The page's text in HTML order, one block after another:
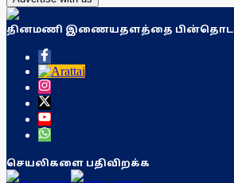
தினமணி இணையதளத்தை
செயலிகளை பதிவிறக்க